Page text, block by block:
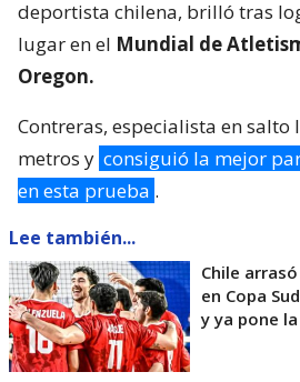
deportista chilena, brilló tras
lugar en el Mundial de
Oregon.
Contreras, especialista en salto
metros y consiguió la mejor
en esta prueba .
Lee también...
Chile
en Copa
y ya pone